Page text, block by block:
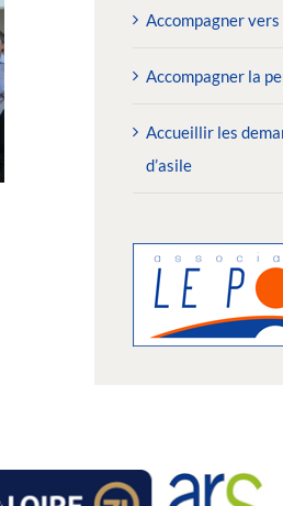
générations réunies pour le «
Challenge des Solidarités »
Accompagner vers
Accompagner la
Accueillir les
d’asile